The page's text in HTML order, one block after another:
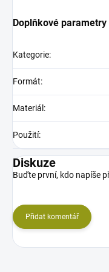
Doplňkové parametry
Kategorie:
Formát:
Materiál :
Použití:
Diskuze
Buďte první, kdo napíše
Přidat komentář